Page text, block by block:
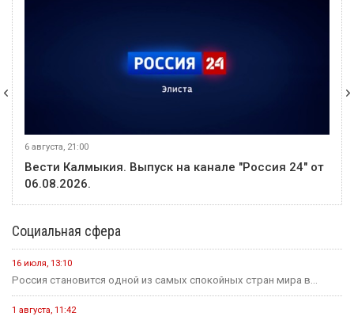
6 августа, 21:00
Вести Калмыкия. Выпуск на канале "Россия 24" от
06.08.2026.
Социальная сфера
16 июля, 13:10
Россия становится одной из самых спокойных стран мира в...
1 августа, 11:42